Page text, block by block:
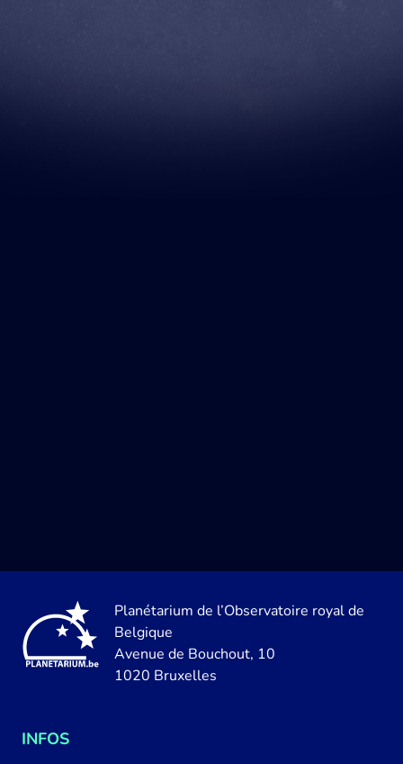
Planétarium de l’Observatoire royal de
Belgique
Avenue de Bouchout, 10
1020 Bruxelles
INFOS